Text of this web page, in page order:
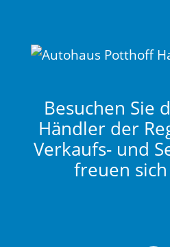
Besuchen Sie
Händler der
Verkaufs- und
freuen sich